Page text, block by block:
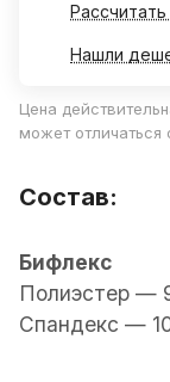
Нашли
Цена
может отличаться
Состав:
Бифлекс
Полиэстер —
Спандекс —